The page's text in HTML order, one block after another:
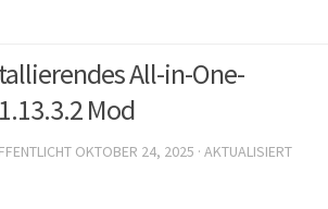
All-in-One-
Mod
OKTOBER 24, 2025 · AKTUALISIERT